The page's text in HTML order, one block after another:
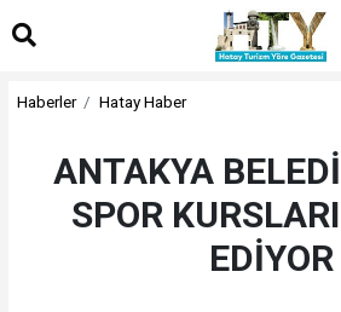
Haberler Hatay Haber
ANTAKYA
SPOR
EDİYOR